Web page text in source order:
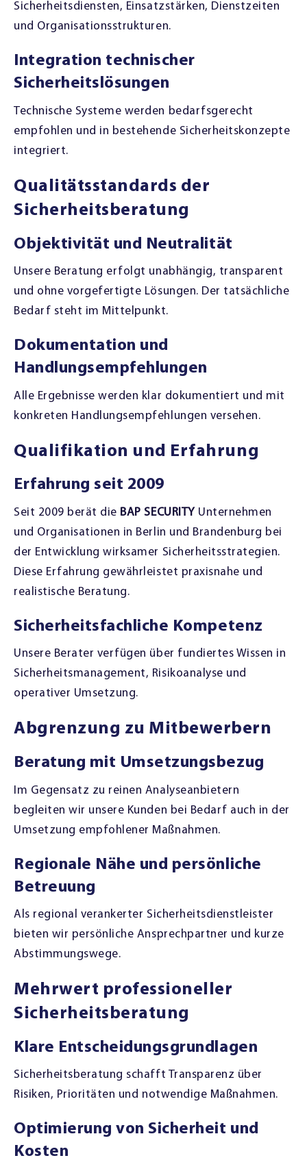
Sicherheitsdiensten, Einsatzstärken, Dienstzeiten
und Organisationsstrukturen.
Integration technischer
Sicherheitslösungen
Technische Systeme werden bedarfsgerecht
empfohlen und in bestehende Sicherheitskonzepte
integriert.
Qualitätsstandards der
Sicherheitsberatung
Objektivität und Neutralität
Unsere Beratung erfolgt unabhängig, transparent
und ohne vorgefertigte Lösungen. Der tatsächliche
Bedarf steht im Mittelpunkt.
Dokumentation und
Handlungsempfehlungen
Alle Ergebnisse werden klar dokumentiert und mit
konkreten Handlungsempfehlungen versehen.
Qualifikation und Erfahrung
Erfahrung seit 2009
Seit 2009 berät die BAP SECURITY Unternehmen
und Organisationen in Berlin und Brandenburg bei
der Entwicklung wirksamer Sicherheitsstrategien.
Diese Erfahrung gewährleistet praxisnahe und
realistische Beratung.
Sicherheitsfachliche Kompetenz
Unsere Berater verfügen über fundiertes Wissen in
Sicherheitsmanagement, Risikoanalyse und
operativer Umsetzung.
Abgrenzung zu Mitbewerbern
Beratung mit Umsetzungsbezug
Im Gegensatz zu reinen Analyseanbietern
begleiten wir unsere Kunden bei Bedarf auch in der
Umsetzung empfohlener Maßnahmen.
Regionale Nähe und persönliche
Betreuung
Als regional verankerter Sicherheitsdienstleister
bieten wir persönliche Ansprechpartner und kurze
Abstimmungswege.
Mehrwert professioneller
Sicherheitsberatung
Klare Entscheidungsgrundlagen
Sicherheitsberatung schafft Transparenz über
Risiken, Prioritäten und notwendige Maßnahmen.
Optimierung von Sicherheit und
Kosten